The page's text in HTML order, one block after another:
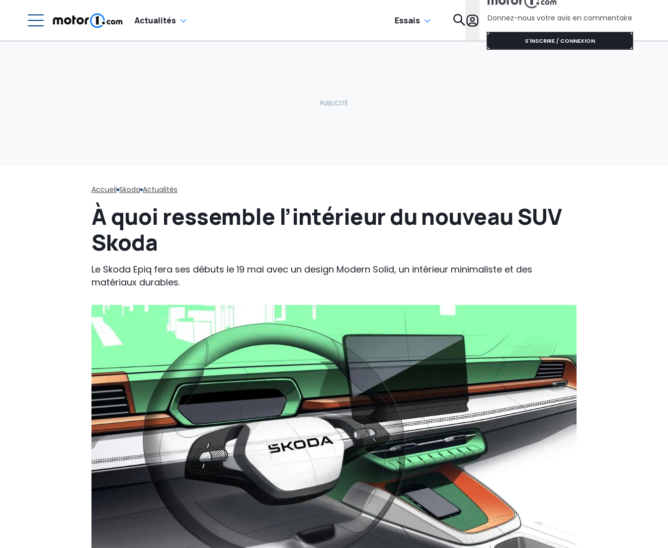
Actualités Essais Donnez-nous votre avis en commentaire
S'INSCRIRE / CONNEXION
Accueil Skoda Actualités
À quoi ressemble l’intérieur du nouveau SUV
Skoda
Le Skoda Epiq fera ses débuts le 19 mai avec un design Modern Solid, un intérieur minimaliste et des
matériaux durables.